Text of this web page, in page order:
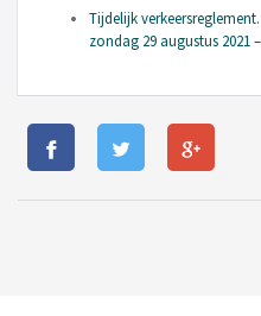
Tijdelijk
zondag 29 augustus 2021